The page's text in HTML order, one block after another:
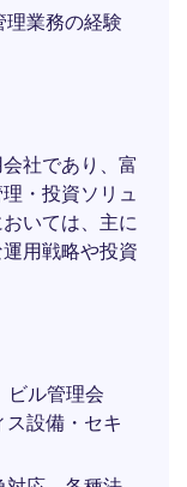
業務の経験
社であり、富
・投資ソリュ
いては、主に
用戦略や投資
ル管理会
設備・セキ